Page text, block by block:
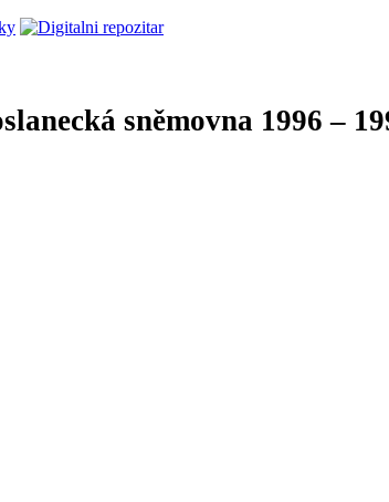
sněmovna 1996 –